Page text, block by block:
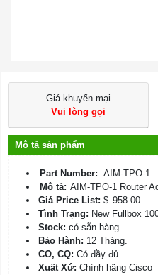
Giá khuyến mại
Vui lòng gọi
Mô tả sản phẩm
Part Number: AIM-TPO-1
Mô tả: AIM-TPO-1 Router
Giá Price List: $ 958.00
Tình Trạng: New Fullbox
Stock: có sẵn hàng
Bảo Hành: 12 Tháng.
CO, CQ: Có đầy đủ
Xuất Xứ: Chính hãng Cisco